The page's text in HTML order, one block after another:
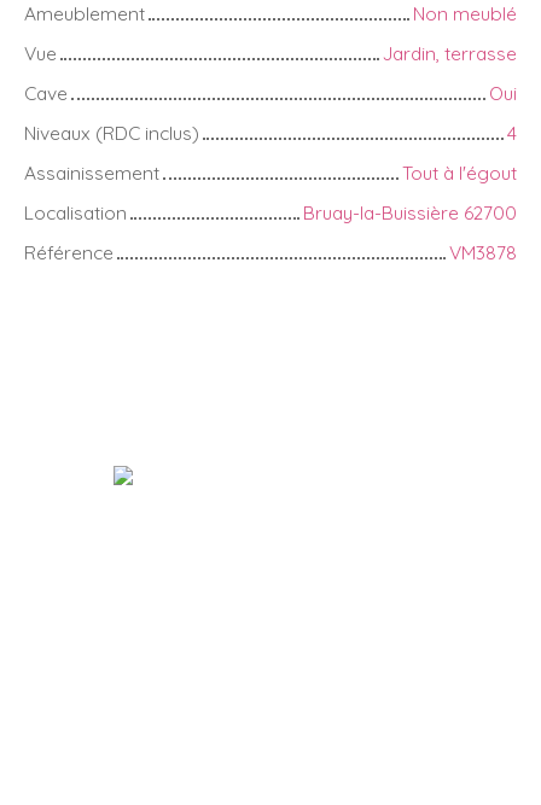
Ameublement
Non meublé
Vue
Jardin, terrasse
Cave
Oui
Niveaux (RDC inclus)
4
Assainissement
Tout à l'égout
Localisation
Bruay-la-Buissière 62700
Référence
VM3878